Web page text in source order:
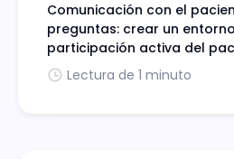
Comunicación con el
preguntas: crear un
participación activa del
Lectura de 1 minuto